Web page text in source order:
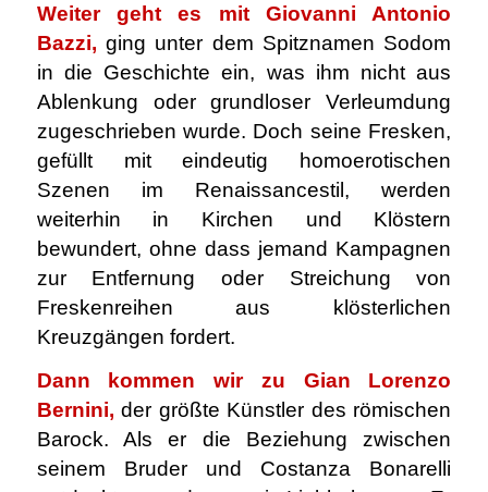
Weiter geht es mit Giovanni Antonio
Bazzi, ging unter dem Spitznamen Sodom
in die Geschichte ein, was ihm nicht aus
Ablenkung oder grundloser Verleumdung
zugeschrieben wurde. Doch seine Fresken,
gefüllt mit eindeutig homoerotischen
Szenen im Renaissancestil, werden
weiterhin in Kirchen und Klöstern
bewundert, ohne dass jemand Kampagnen
zur Entfernung oder Streichung von
Freskenreihen aus klösterlichen
Kreuzgängen fordert.
Dann kommen wir zu Gian Lorenzo
Bernini, der größte Künstler des römischen
Barock. Als er die Beziehung zwischen
seinem Bruder und Costanza Bonarelli